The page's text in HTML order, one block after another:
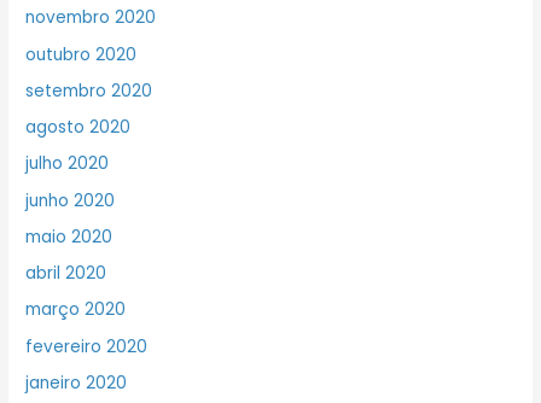
novembro 2020
outubro 2020
setembro 2020
agosto 2020
julho 2020
junho 2020
maio 2020
abril 2020
março 2020
fevereiro 2020
janeiro 2020